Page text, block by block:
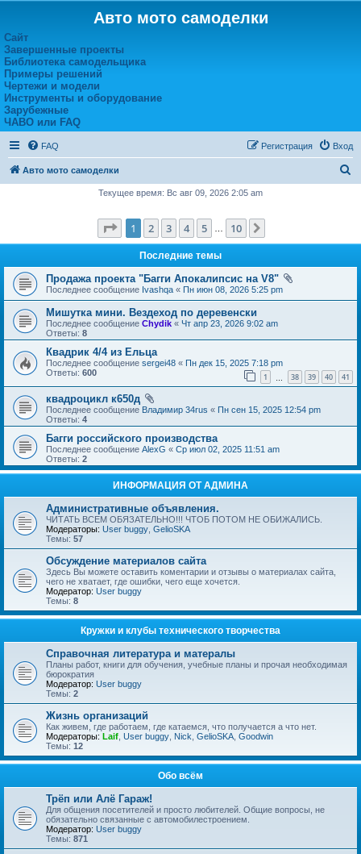
Авто мото самоделки
Сайт
Завершенные проекты
Библиотека самодельщика
Примеры решений
Чертежи и модели
Инструменты и оборудование
Зарубежные
ЧАВО или FAQ
FAQ Вход
Регистрация
Авто мото самоделки
к
Текущее время: Вс авг 09, 2026 2:05 am
Страница из 10
1 2 3 4 5 10
Последние темы
Продажа проекта "Багги Апокалипсис на V8"
Последнее сообщение Ivashqa « Пн июн 08, 2026 5:25 pm
Мишутка мини. Вездеход по деревенски
Последнее сообщение Chydik « Чт апр 23, 2026 9:02 am
Ответы: 8
Квадрик 4/4 из Ельца
Последнее сообщение sergei48 « Пн дек 15, 2025 7:18 pm
Ответы: 600 1 38 39 40 41
квадроцикл к650д
Последнее сообщение Владимир 34rus « Пн сен 15, 2025 12:54 pm
Ответы: 4
Багги российского производства
Последнее сообщение AlexG « Ср июл 02, 2025 11:51 am
Ответы: 2
ИНФОРМАЦИЯ ОТ АДМИНА
Административные объявления.
ЧИТАТЬ ВСЕМ ОБЯЗАТЕЛЬНО!!! ЧТОБ ПОТОМ НЕ ОБИЖАЛИСЬ.
Модераторы: User buggy GelioSKA
Темы: 57
Обсуждение материалов сайта
Здесь Вы можете оставить коментарии и отзывы о материалах сайта,
чего не хватает, где ошибки, чего еще хочется.
Модератор: User buggy
Темы: 8
Кружки и клубы технического творчества
Справочная литература и матералы
Планы работ, книги для обучения, учебные планы и прочая необходимая
бюрократия
Модератор: User buggy
Темы: 2
Жизнь организаций
Как живем, где работаем, где катаемся, что получается а что нет.
Модераторы: Laif User buggy Nick GelioSKA Goodwin
Темы: 12
Обо всём
Трёп или Алё Гараж!
Для общения посетителей и просто любителей. Общие вопросы, не
обязательно связанные с автомобилестроением.
Модератор: User buggy
Темы: 871